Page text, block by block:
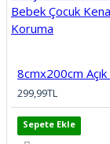
299,99TL
Sepete Ekle